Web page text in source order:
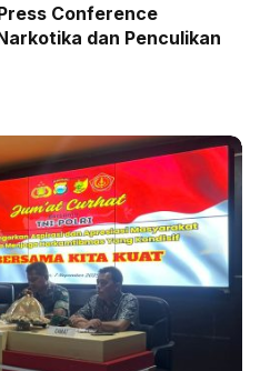
Conference
dan Penculikan